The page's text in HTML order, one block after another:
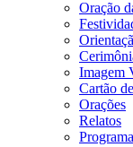
Oração
Imagem
Cartão
Orações
Relatos